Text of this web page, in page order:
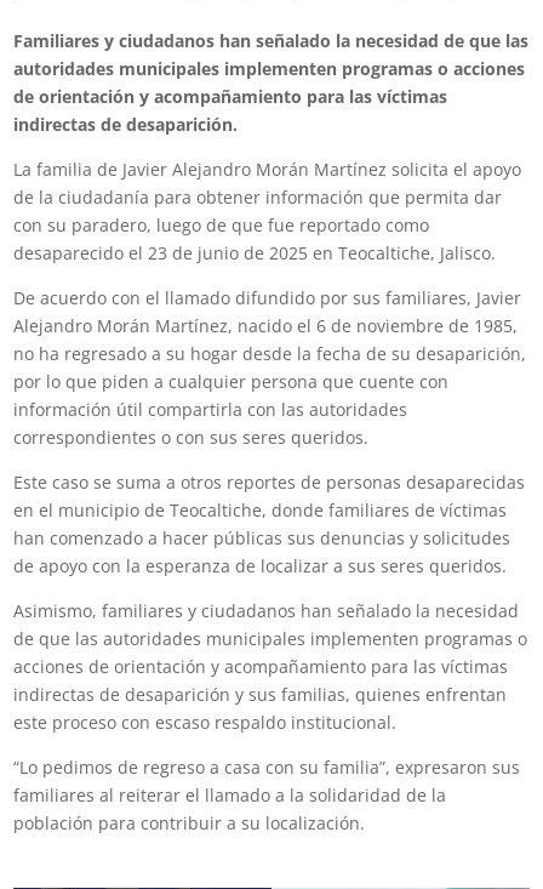
Familiares y ciudadanos han señalado la necesidad de que las
autoridades municipales implementen programas o acciones
de orientación y acompañamiento para las víctimas
indirectas de desaparición.
La familia de Javier Alejandro Morán Martínez solicita el apoyo
de la ciudadanía para obtener información que permita dar
con su paradero, luego de que fue reportado como
desaparecido el 23 de junio de 2025 en Teocaltiche, Jalisco.
De acuerdo con el llamado difundido por sus familiares, Javier
Alejandro Morán Martínez, nacido el 6 de noviembre de 1985,
no ha regresado a su hogar desde la fecha de su desaparición,
por lo que piden a cualquier persona que cuente con
información útil compartirla con las autoridades
correspondientes o con sus seres queridos.
Este caso se suma a otros reportes de personas desaparecidas
en el municipio de Teocaltiche, donde familiares de víctimas
han comenzado a hacer públicas sus denuncias y solicitudes
de apoyo con la esperanza de localizar a sus seres queridos.
Asimismo, familiares y ciudadanos han señalado la necesidad
de que las autoridades municipales implementen programas o
acciones de orientación y acompañamiento para las víctimas
indirectas de desaparición y sus familias, quienes enfrentan
este proceso con escaso respaldo institucional.
“Lo pedimos de regreso a casa con su familia”, expresaron sus
familiares al reiterar el llamado a la solidaridad de la
población para contribuir a su localización.